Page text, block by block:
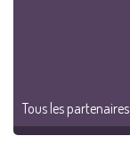
Tous les